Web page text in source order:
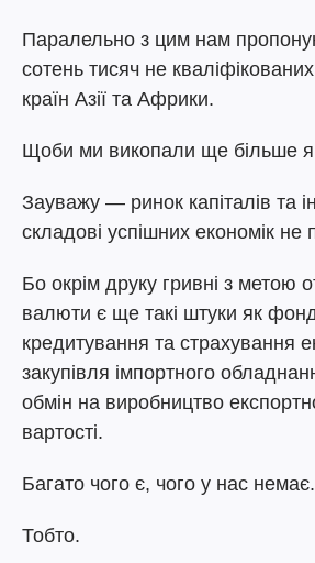
Паралельно з цим нам
сотень тисяч не
країн Азії та Африки.
Щоби ми викопали ще більше
Зауважу — ринок капіталів та
складові успішних економік не
Бо окрім друку гривні з метою
валюти є ще такі штуки як
кредитування та страхування
закупівля імпортного
обмін на виробництво
вартості.
Багато чого є, чого у нас немає.
Тобто.